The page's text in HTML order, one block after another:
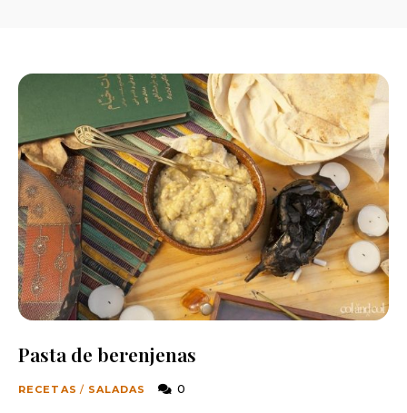
Pasta de berenjenas
RECETAS / SALADAS 0